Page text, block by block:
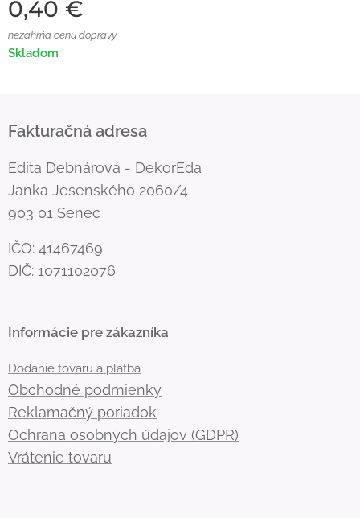
0,40 €
nezahŕňa cenu dopravy
Skladom
Fakturačná adresa
Edita Debnárová - DekorEda
Janka Jesenského 2060/4
903 01 Senec
IČO: 41467469
DIČ: 1071102076
Informácie pre zákazníka
Dodanie tovaru a platba
Obchodné podmienky
Reklamačný poriadok
Ochrana osobných údajov (GDPR)
Vrátenie tovaru